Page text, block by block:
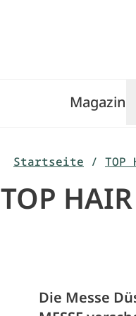
Magazin
Startseite / TOP
TOP
Die Messe